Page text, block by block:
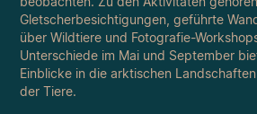
Gletscherbesichtigungen, geführte
über Wildtiere und Fotografie-
Unterschiede im Mai und September
Einblicke in die arktischen
der Tiere.